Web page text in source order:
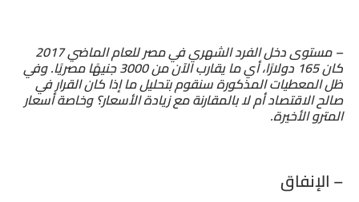
– مستوى دخل الفرد الشهري في مصر للعام الماضي 2017
كان 165 دولارًا، أي ما يقارب الآن من 3000 جنيهًا مصريًا. وفي
ظل المعطيات المذكورة سنقوم بتحليل ما إذا كان القرار في
صالح الاقتصاد أم لا بالمقارنة مع زيادة الأسعار؟ وخاصة أسعار
المترو الأخيرة.
– الإنفاق